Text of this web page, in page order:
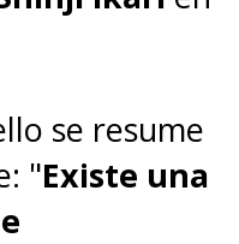
se resume
"Existe una